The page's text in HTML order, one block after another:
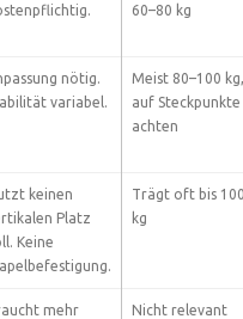
60–80 kg
nötig.
variabel.
Meist 80–100 kg,
auf Steckpunkte
achten
keinen
Platz
Keine
Trägt oft bis
kg
mehr
Nicht relevant